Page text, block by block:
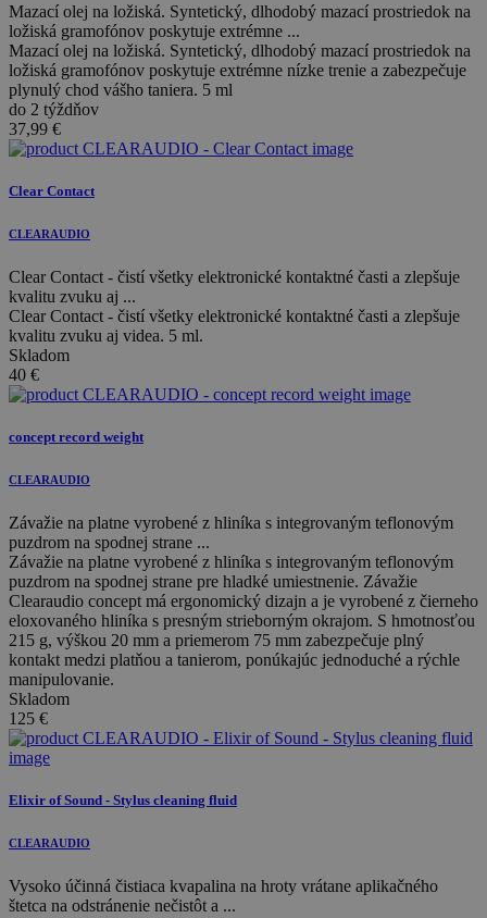
Mazací olej na ložiská. Syntetický, dlhodobý mazací prostriedok na
ložiská gramofónov poskytuje extrémne ...
Mazací olej na ložiská. Syntetický, dlhodobý mazací prostriedok na
ložiská gramofónov poskytuje extrémne nízke trenie a zabezpečuje
plynulý chod vášho taniera. 5 ml
do 2 týždňov
37,99 €
Clear Contact
CLEARAUDIO
Clear Contact - čistí všetky elektronické kontaktné časti a zlepšuje
kvalitu zvuku aj ...
Clear Contact - čistí všetky elektronické kontaktné časti a zlepšuje
kvalitu zvuku aj videa. 5 ml.
Skladom
40 €
concept record weight
CLEARAUDIO
Závažie na platne vyrobené z hliníka s integrovaným teflonovým
puzdrom na spodnej strane ...
Závažie na platne vyrobené z hliníka s integrovaným teflonovým
puzdrom na spodnej strane pre hladké umiestnenie. Závažie
Clearaudio concept má ergonomický dizajn a je vyrobené z čierneho
eloxovaného hliníka s presným strieborným okrajom. S hmotnosťou
215 g, výškou 20 mm a priemerom 75 mm zabezpečuje plný
kontakt medzi platňou a tanierom, ponúkajúc jednoduché a rýchle
manipulovanie.
Skladom
125 €
Elixir of Sound - Stylus cleaning fluid
CLEARAUDIO
Vysoko účinná čistiaca kvapalina na hroty vrátane aplikačného
štetca na odstránenie nečistôt a ...